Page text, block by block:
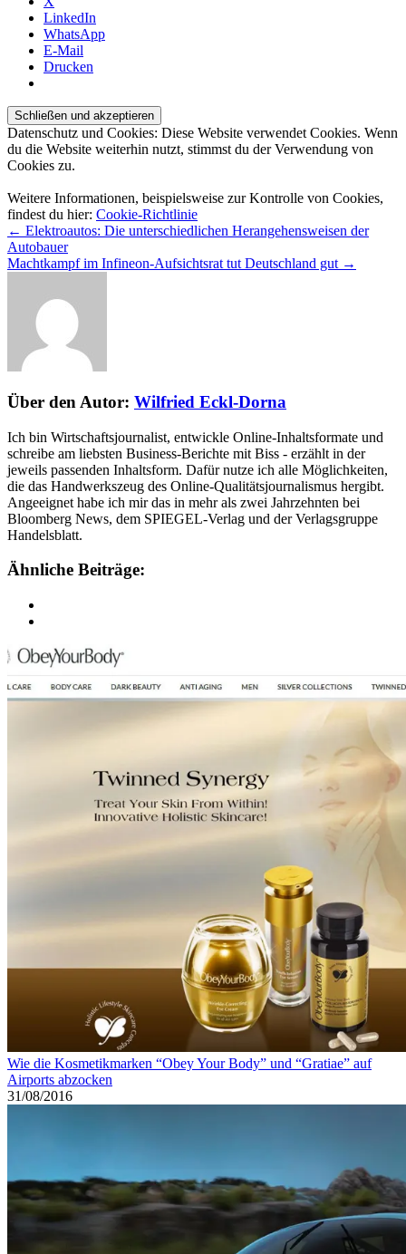
LinkedIn
WhatsApp
E-Mail
Drucken
Datenschutz und Cookies: Diese Website verwendet Cookies. Wenn
du die Website weiterhin nutzt, stimmst du der Verwendung von
Cookies zu.
Weitere Informationen, beispielsweise zur Kontrolle von Cookies,
findest du hier: Cookie-Richtlinie
Beitragsnavigation
← Elektroautos: Die unterschiedlichen Herangehensweisen der
Autobauer
Machtkampf im Infineon-Aufsichtsrat tut Deutschland gut →
Über den Autor: Wilfried Eckl-Dorna
Ich bin Wirtschaftsjournalist, entwickle Online-Inhaltsformate und
schreibe am liebsten Business-Berichte mit Biss - erzählt in der
jeweils passenden Inhaltsform. Dafür nutze ich alle Möglichkeiten,
die das Handwerkszeug des Online-Qualitätsjournalismus hergibt.
Angeeignet habe ich mir das in mehr als zwei Jahrzehnten bei
Bloomberg News, dem SPIEGEL-Verlag und der Verlagsgruppe
Handelsblatt.
Ähnliche Beiträge:
Wie die Kosmetikmarken “Obey Your Body” und “Gratiae” auf
Airports abzocken
31/08/2016